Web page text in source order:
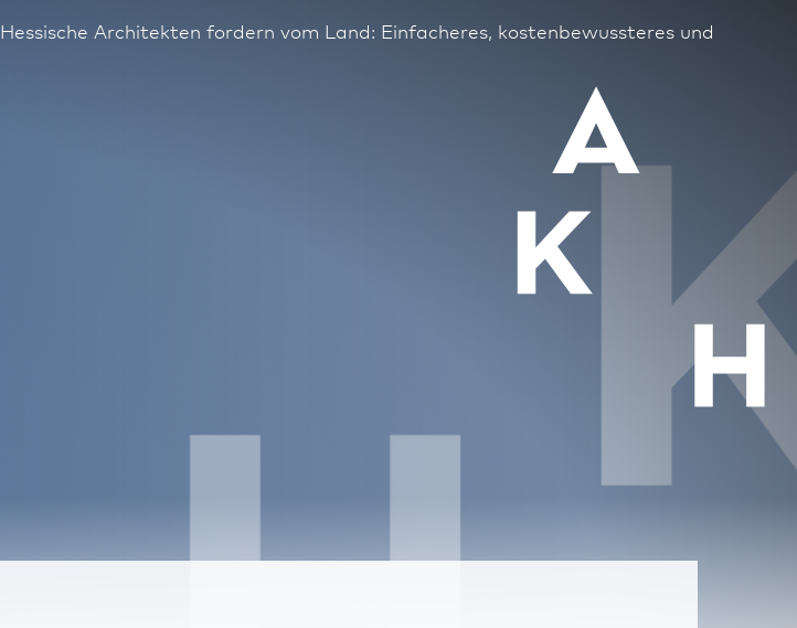
Hessische Architekten fordern vom Land: Einfacheres, kostenbewussteres und